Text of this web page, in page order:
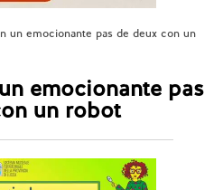
un emocionante pas de deux con un
emocionante pas
un robot